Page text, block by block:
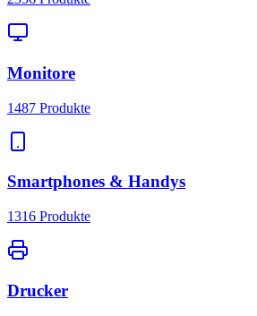
Monitore
1487 Produkte
Smartphones & Handys
1316 Produkte
Drucker